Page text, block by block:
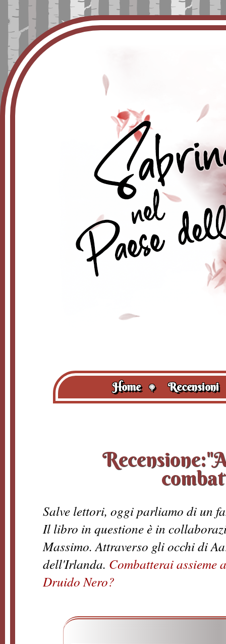
Home 🍭 Recensioni
Salve lettori, oggi parliamo di un
Il libro in questione è in
Massimo. Attraverso gli occhi di
dell'Irlanda. Combatterai assieme
Druido Nero?